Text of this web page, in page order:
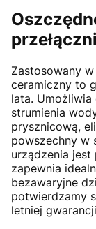
Zastosowany
ceramiczny to
lata.
strumienia
prysznicową,
powszechny w
urządzenia jest
zapewnia
bezawaryjne
potwierdzamy
letniej